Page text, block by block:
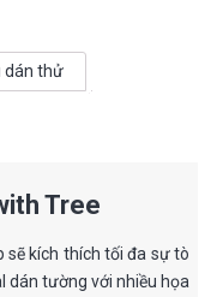
dán thử
Tree
kích thích tối đa sự tò
dán tường với nhiều họa